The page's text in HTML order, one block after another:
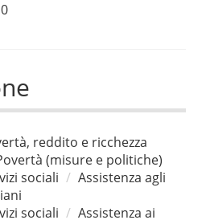
reddito e ricchezza
(misure e politiche)
sociali
Assistenza agli
sociali
Assistenza ai